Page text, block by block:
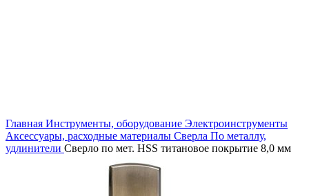
Главная Инструменты, оборудование Электроинструменты
Аксессуары, расходные материалы Сверла По металлу,
удлинители Сверло по мет. HSS титановое покрытие 8,0 мм